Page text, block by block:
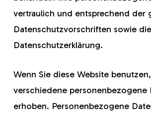
vertraulich und entsprechend der
Datenschutzvorschriften sowie
Datenschutzerklärung.
Wenn Sie diese Website
verschiedene personenbezogene
erhoben. Personenbezogene